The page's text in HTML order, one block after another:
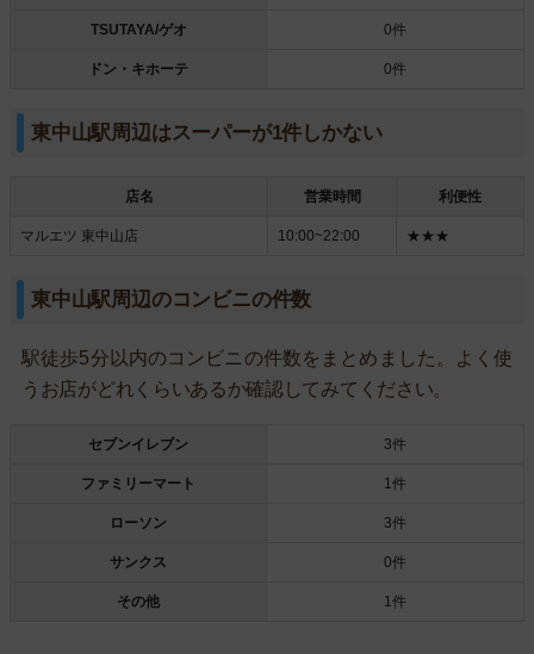
TSUTAYA/ゲオ 0件
ドン・キホーテ 0件
東中山駅周辺はスーパーが1件しかない
店名 営業時間 利便性
マルエツ 東中山店 10:00~22:00 ★★★
東中山駅周辺のコンビニの件数
駅徒歩5分以内のコンビニの件数をまとめました。よく使
うお店がどれくらいあるか確認してみてください。
セブンイレブン 3件
ファミリーマート 1件
ローソン 3件
サンクス 0件
その他 1件